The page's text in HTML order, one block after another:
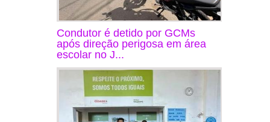
Condutor é detido por GCMs
após direção perigosa em área
escolar no J...